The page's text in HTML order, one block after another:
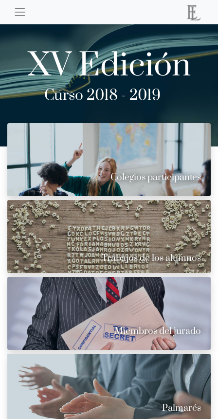
XV Edición
Curso 2018 - 2019
Colegios participantes
Trabajos de los alumnos
Miembros del jurado
Palmarés